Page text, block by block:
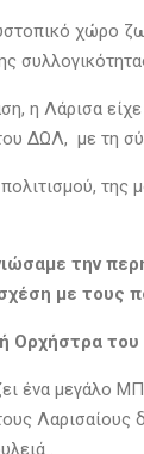
χώρο
η Λάρισα
ΔΩΛ, με τη
της
την
με τους
Ορχήστρα του
ένα μεγάλο
.